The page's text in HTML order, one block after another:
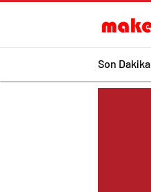
Son Dakika